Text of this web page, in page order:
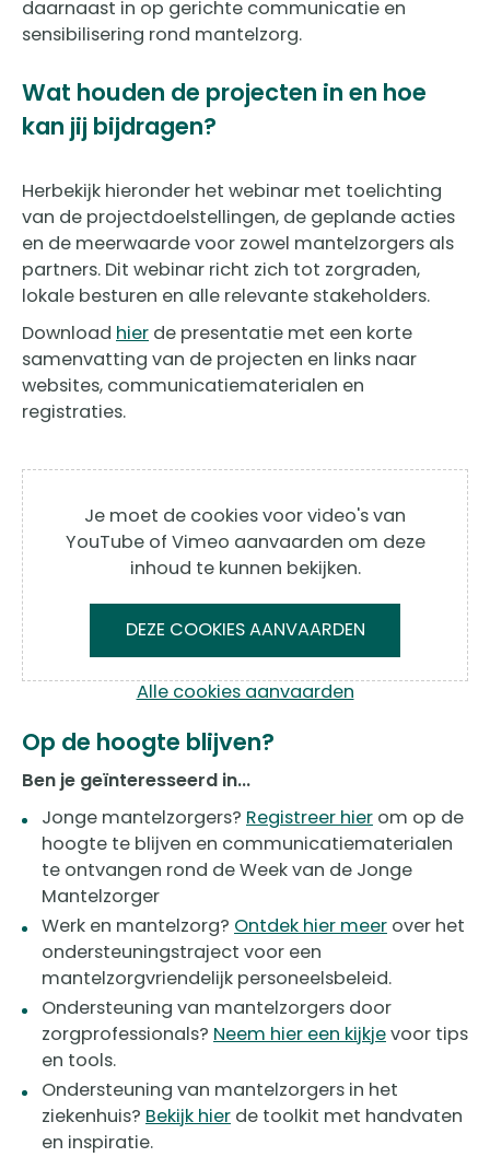
daarnaast in op gerichte communicatie en
sensibilisering rond mantelzorg.
Wat houden de projecten in en hoe
kan jij bijdragen?
Herbekijk hieronder het webinar met toelichting
van de projectdoelstellingen, de geplande acties
en de meerwaarde voor zowel mantelzorgers als
partners. Dit webinar richt zich tot zorgraden,
lokale besturen en alle relevante stakeholders.
Download hier de presentatie met een korte
samenvatting van de projecten en links naar
websites, communicatiematerialen en
registraties.
Je moet de cookies voor video's van
YouTube of Vimeo aanvaarden om deze
inhoud te kunnen bekijken.
DEZE COOKIES AANVAARDEN
Alle cookies aanvaarden
Op de hoogte blijven?
Ben je geïnteresseerd in...
Jonge mantelzorgers? Registreer hier om op de
hoogte te blijven en communicatiematerialen
te ontvangen rond de Week van de Jonge
Mantelzorger
Werk en mantelzorg? Ontdek hier meer over het
ondersteuningstraject voor een
mantelzorgvriendelijk personeelsbeleid.
Ondersteuning van mantelzorgers door
zorgprofessionals? Neem hier een kijkjevoor tips
en tools.
Ondersteuning van mantelzorgers in het
ziekenhuis? Bekijk hier de toolkit met handvaten
en inspiratie.